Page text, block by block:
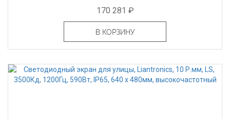
170 281 ₽
В КОРЗИНУ